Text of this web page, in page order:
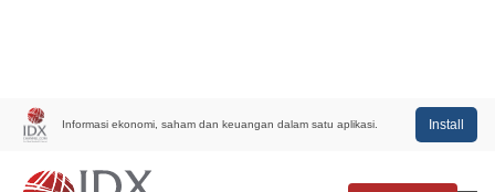
Informasi ekonomi, saham dan keuangan dalam satu aplikasi. Install